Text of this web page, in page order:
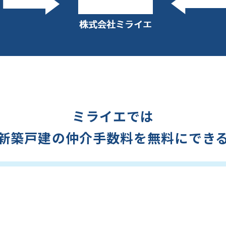
ミライエでは
築戸建の仲介手数料を無料にでき